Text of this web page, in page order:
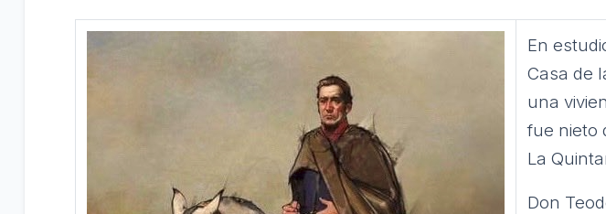
En
Casa de
una
fue nieto
La
Don